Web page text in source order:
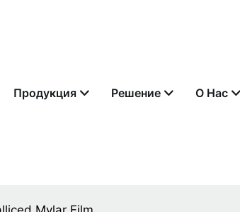
Продукция Решение О Нас